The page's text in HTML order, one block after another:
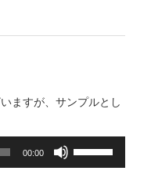
ますが、サンプルとし
00:00